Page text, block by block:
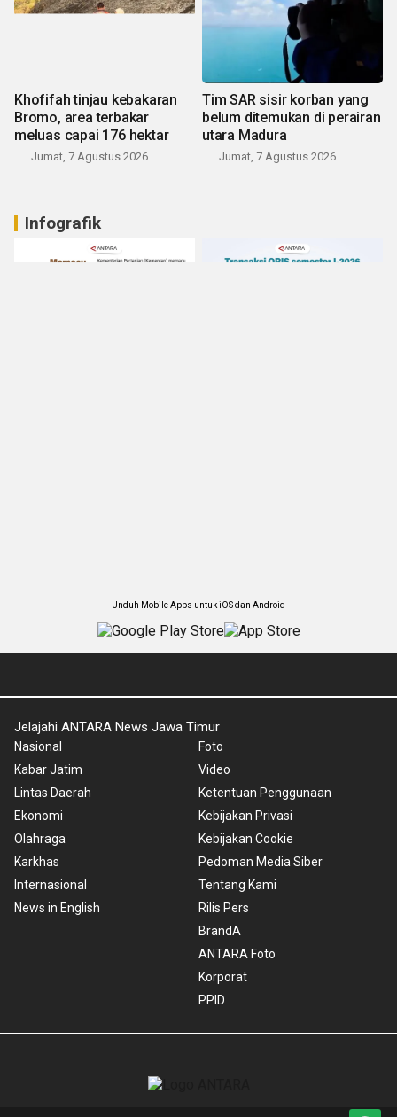
Khofifah tinjau kebakaran
Bromo, area terbakar
meluas capai 176 hektar
Jumat, 7 Agustus 2026
Tim SAR sisir korban yang
belum ditemukan di perairan
utara Madura
Jumat, 7 Agustus 2026
Infografik
Unduh Mobile Apps untuk iOS dan Android
Jelajahi ANTARA News Jawa Timur
Nasional
Kabar Jatim
Lintas Daerah
Ekonomi
Olahraga
Karkhas
Internasional
News in English
Foto
Video
Ketentuan Penggunaan
Kebijakan Privasi
Kebijakan Cookie
Pedoman Media Siber
Tentang Kami
Rilis Pers
BrandA
ANTARA Foto
Korporat
PPID